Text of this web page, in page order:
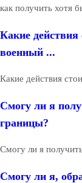
как получить хотя
Какие
военный ...
Какие действия
Смогу ли я
границы?
Смогу ли я
Смогу ли я,